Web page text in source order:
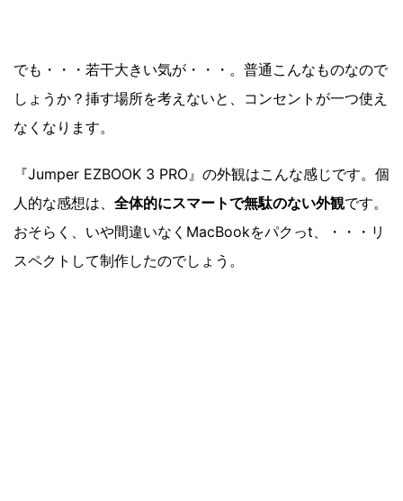
でも・・・若干大きい気が・・・。普通こんなものなので
しょうか？挿す場所を考えないと、コンセントが一つ使え
なくなります。
『Jumper EZBOOK 3 PRO』の外観はこんな感じです。個
人的な感想は、 全体的にスマートで無駄のない外観です。
おそらく、いや間違いなくMacBookをパクっt、・・・リ
スペクトして制作したのでしょう。